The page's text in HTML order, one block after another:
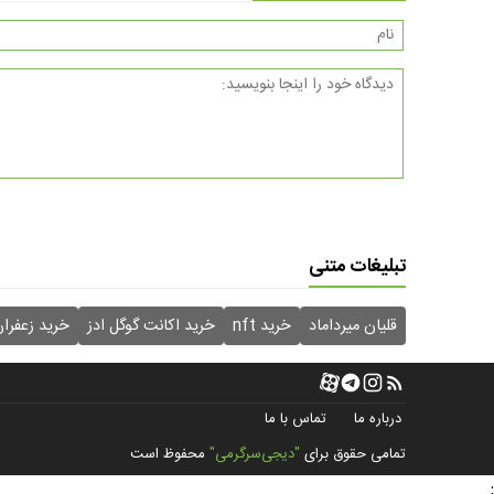
تبلیغات متنی
قلیان میرداماد خرید nft خرید اکانت گوگل ادز خرید
درباره ما
تماس با ما
تمامی حقوق برای "دیجی‌سرگرمی" محفوظ است